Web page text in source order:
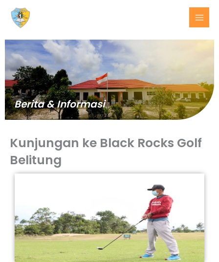
konten
Berita & Informasi
Kunjungan ke Black Rocks Golf
Belitung